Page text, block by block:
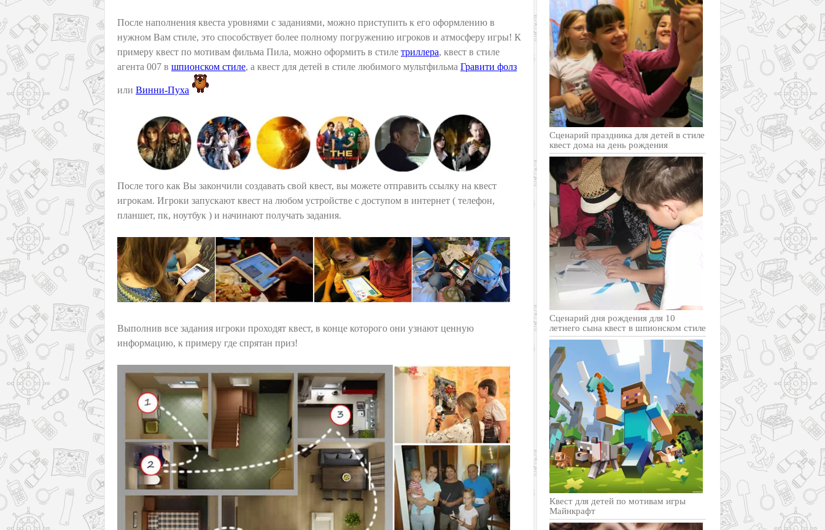
После наполнения квеста уровнями с заданиями, можно приступить к его оформлению в
нужном Вам стиле, это способствует более полному погружению игроков и атмосферу игры! К
примеру квест по мотивам фильма Пила, можно оформить в стиле триллера , квест в стиле
агента 007 в шпионском стиле , а квест для детей в стиле любимого мультфильма Гравити фолз
или Винни-Пуха
После того как Вы закончили создавать свой квест, вы можете отправить ссылку на квест
игрокам. Игроки запускают квест на любом устройстве с доступом в интернет ( телефон,
планшет, пк, ноутбук ) и начинают получать задания.
Выполнив все задания игроки проходят квест, в конце которого они узнают ценную
информацию, к примеру где спрятан приз!
Cценарий праздника для детей в стиле
квест дома на день рождения
Сценарий дня рождения для 10
летнего сына квест в шпионском стиле
Квест для детей по мотивам игры
Майнкрафт